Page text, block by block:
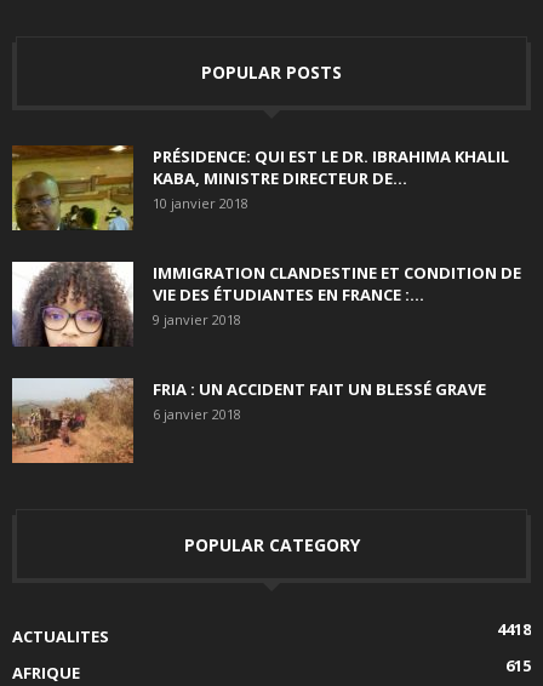
POPULAR POSTS
PRÉSIDENCE: QUI EST LE DR. IBRAHIMA KHALIL
KABA, MINISTRE DIRECTEUR DE...
10 janvier 2018
IMMIGRATION CLANDESTINE ET CONDITION DE
VIE DES ÉTUDIANTES EN FRANCE :...
9 janvier 2018
FRIA : UN ACCIDENT FAIT UN BLESSÉ GRAVE
6 janvier 2018
POPULAR CATEGORY
ACTUALITES
4418
AFRIQUE
615